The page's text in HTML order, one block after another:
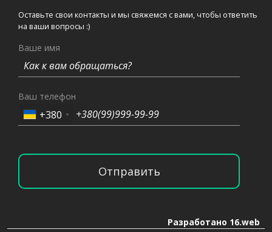
Оставьте свои контакты и мы свяжемся с вами, чтобы ответить
на ваши вопросы :)
Ваше имя
Ваш телефон
+380
Отправить
Разработано 16.web